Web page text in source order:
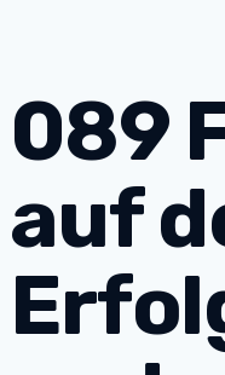
089
auf